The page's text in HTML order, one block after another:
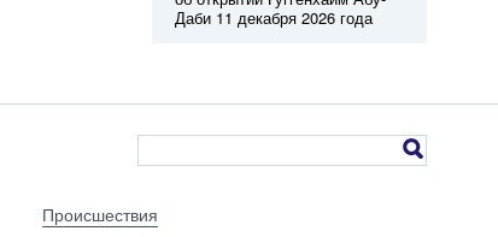
Даби 11 декабря 2026 года
Происшествия